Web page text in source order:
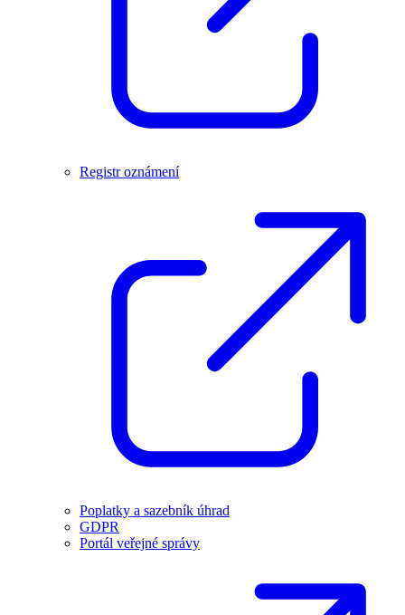
Registr oznámení
Poplatky a sazebník úhrad
GDPR
Portál veřejné správy